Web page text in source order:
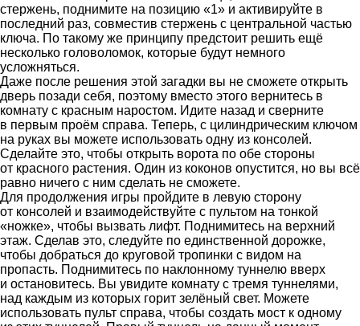
стержень, поднимите на позицию «1» и активируйте в
последний раз, совместив стержень с центральной частью
ключа. По такому же принципу предстоит решить ещё
несколько головоломок, которые будут немного
усложняться.
Даже после решения этой загадки вы не сможете открыть
дверь позади себя, поэтому вместо этого вернитесь в
комнату с красным наростом. Идите назад и сверните
в первым проём справа. Теперь, с цилиндрическим ключом
на руках вы можете использовать одну из консолей.
Сделайте это, чтобы открыть ворота по обе стороны
от красного растения. Один из коконов опустится, но вы всё
равно ничего с ним сделать не сможете.
Для продолжения игры пройдите в левую сторону
от консолей и взаимодействуйте с пультом на тонкой
«ножке», чтобы вызвать лифт. Поднимитесь на верхний
этаж. Сделав это, следуйте по единственной дорожке,
чтобы добраться до круговой тропинки с видом на
пропасть. Поднимитесь по наклонному туннелю вверх
и остановитесь. Вы увидите комнату с тремя туннелями,
над каждым из которых горит зелёный свет. Можете
использовать пульт справа, чтобы создать мост к одному